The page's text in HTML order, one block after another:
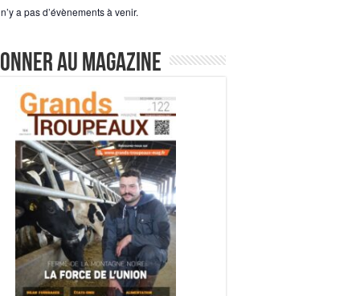
a pas d’évènements à venir.
au magazine